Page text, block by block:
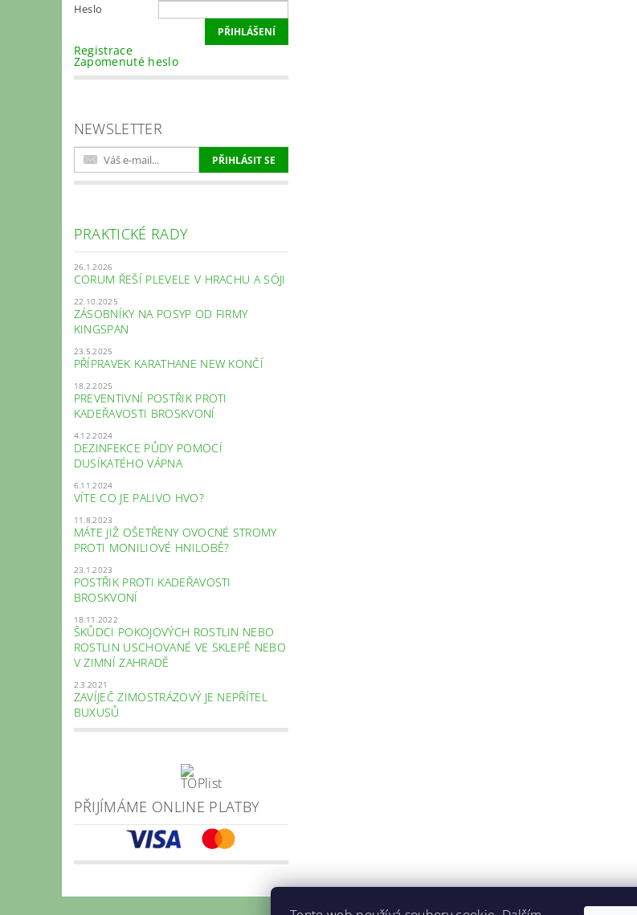
Heslo
Registrace
Zapomenuté heslo
NEWSLETTER
PRAKTICKÉ RADY
26.1.2026
CORUM ŘEŠÍ PLEVELE V HRACHU A SÓJI
22.10.2025
ZÁSOBNÍKY NA POSYP OD FIRMY
KINGSPAN
23.5.2025
PŘÍPRAVEK KARATHANE NEW KONČÍ
18.2.2025
PREVENTIVNÍ POSTŘIK PROTI
KADEŘAVOSTI BROSKVONÍ
4.12.2024
DEZINFEKCE PŮDY POMOCÍ
DUSÍKATÉHO VÁPNA
6.11.2024
VÍTE CO JE PALIVO HVO?
11.8.2023
MÁTE JIŽ OŠETŘENY OVOCNÉ STROMY
PROTI MONILIOVÉ HNILOBĚ?
23.1.2023
POSTŘIK PROTI KADEŘAVOSTI
BROSKVONÍ
18.11.2022
ŠKŮDCI POKOJOVÝCH ROSTLIN NEBO
ROSTLIN USCHOVANÉ VE SKLEPĚ NEBO
V ZIMNÍ ZAHRADĚ
2.3.2021
ZAVÍJEČ ZIMOSTRÁZOVÝ JE NEPŘÍTEL
BUXUSŮ
PŘIJÍMÁME ONLINE PLATBY